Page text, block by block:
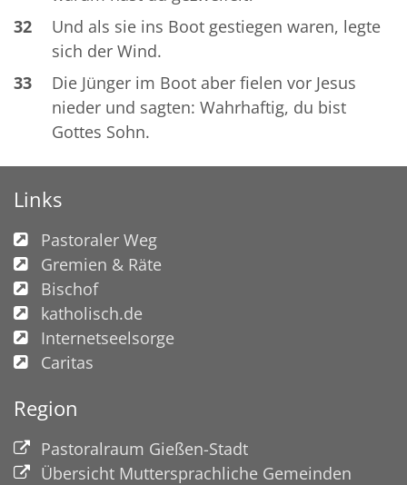
32
Und als sie ins Boot gestiegen waren, legte
sich der Wind.
33
Die Jünger im Boot aber fielen vor Jesus
nieder und sagten: Wahrhaftig, du bist
Gottes Sohn.
Links
Pastoraler Weg
Gremien & Räte
Bischof
katholisch.de
Internetseelsorge
Caritas
Region
Pastoralraum Gießen-Stadt
Übersicht Muttersprachliche Gemeinden